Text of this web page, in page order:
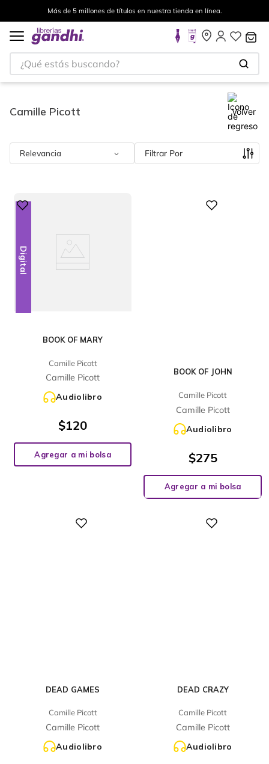
en nuestra tienda en línea. Envíos a todo el mundo,
¿Qué estás buscando?
Camille Picott Volver
Relevancia Filtrar
Digital
BOOK OF MARY
Camille Picott
Camille Picott
Audiolibro
$120
Agregar a mi bolsa
BOOK OF JOHN
Camille Picott
Camille Picott
Audiolibro
$275
Agregar a mi bolsa
DEAD GAMES
Camille Picott
Camille Picott
Audiolibro
DEAD CRAZY
Camille Picott
Camille Picott
Audiolibro